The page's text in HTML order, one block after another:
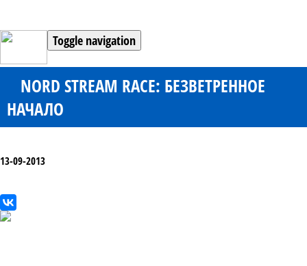
Toggle navigation
NORD STREAM RACE: БЕЗВЕТРЕННОЕ
НАЧАЛО
13-09-2013